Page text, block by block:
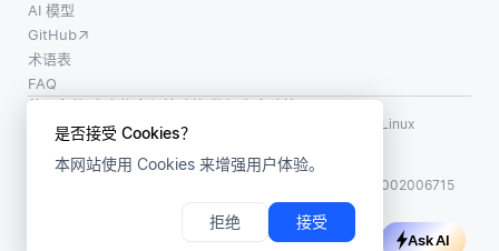
是否接受 Cookies？
本网站使用 Cookies 来增强用户体验。
拒绝 接受
AI 模型
GitHub
术语表
FAQ
使用条款·个人信息保护政策·数据安全政策
LF AI、LF AI & Data、Milvus，以及相关的开源项目名称为 Linux
Foundation 所有商标
版权所有 ©2026 上海赜睿信息科技有限公司保留所有权利
沪公网安备31011002006715
Ask AI